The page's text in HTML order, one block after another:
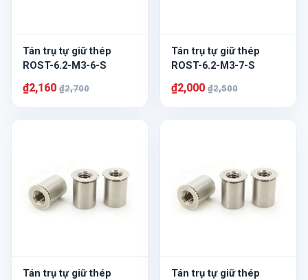
Tán trụ tự giữ thép
ROST-6.2-M3-6-S
₫2,160 ₫2,700
Tán trụ tự giữ thép
ROST-6.2-M3-7-S
₫2,000 ₫2,500
Tán trụ tự giữ thép
Tán trụ tự giữ thép